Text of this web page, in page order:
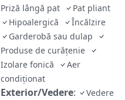
Priză lângă pat
Pat pliant
Hipoalergică
Încălzire
Garderobă sau dulap
Produse de curățenie
Izolare fonică
Aer
condiţionat
Exterior/Vedere:
Vedere